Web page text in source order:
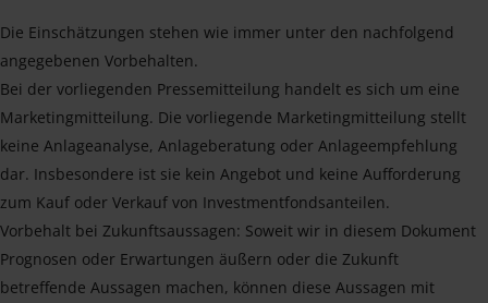
Die Einschätzungen stehen wie immer unter den nachfolgend
angegebenen Vorbehalten.
Bei der vorliegenden Pressemitteilung handelt es sich um eine
Marketingmitteilung. Die vorliegende Marketingmitteilung stellt
keine Anlageanalyse, Anlageberatung oder Anlageempfehlung
dar. Insbesondere ist sie kein Angebot und keine Aufforderung
zum Kauf oder Verkauf von Investmentfondsanteilen.
Vorbehalt bei Zukunftsaussagen: Soweit wir in diesem Dokument
Prognosen oder Erwartungen äußern oder die Zukunft
betreffende Aussagen machen, können diese Aussagen mit